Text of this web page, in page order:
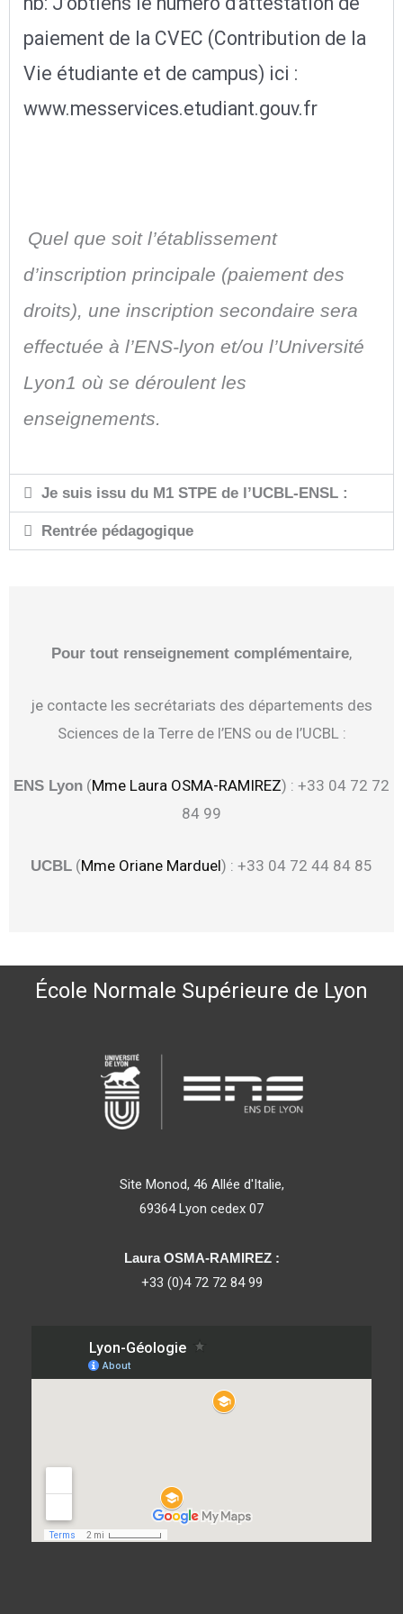
paiement de la CVEC (Contribution de la
Vie étudiante et de campus) ici :
www.messervices.etudiant.gouv.fr
Quel que soit l’établissement
d’inscription principale (paiement des
droits), une inscription secondaire sera
effectuée à l’ENS-lyon et/ou l’Université
Lyon1 où se déroulent les
enseignements.
Je suis issu du M1 STPE de l’UCBL-ENSL :
Rentrée pédagogique
Pour tout renseignement complémentaire,
je contacte les secrétariats des départements des
Sciences de la Terre de l’ENS ou de l’UCBL :
ENS Lyon (Mme Laura OSMA-RAMIREZ) : +33 04 72 72
84 99
UCBL (Mme Oriane Marduel) : +33 04 72 44 84 85
École Normale Supérieure de Lyon
Site Monod, 46 Allée d'Italie,
69364 Lyon cedex 07
Laura OSMA-RAMIREZ :
+33 (0)4 72 72 84 99